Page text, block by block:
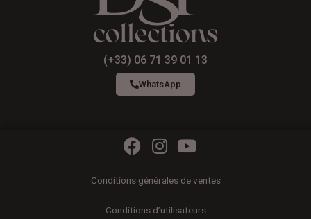
(+33) 06 71 39 01 13
WhatsApp
F
c
b
I
s
a
Y
u
u
Conditions générales de ventes
Conditions d’utilisateurs